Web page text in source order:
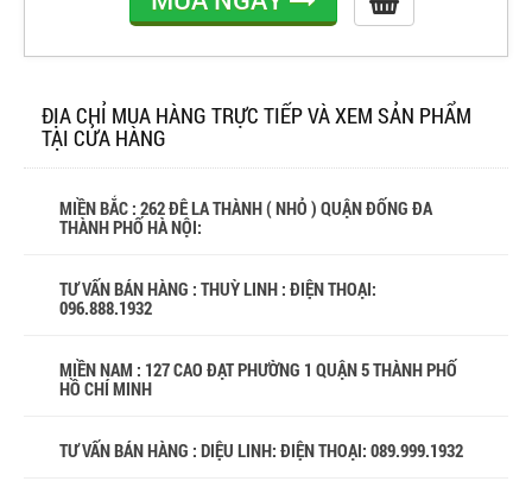
ĐỊA CHỈ MUA HÀNG TRỰC TIẾP VÀ XEM SẢN PHẨM
TẠI CỬA HÀNG
MIỀN BẮC : 262 ĐÊ LA THÀNH ( NHỎ ) QUẬN ĐỐNG ĐA
THÀNH PHỐ HÀ NỘI:
TƯ VẤN BÁN HÀNG : THUỲ LINH : ĐIỆN THOẠI:
096.888.1932
MIỀN NAM : 127 CAO ĐẠT PHƯỜNG 1 QUẬN 5 THÀNH PHỐ
HỒ CHÍ MINH
TƯ VẤN BÁN HÀNG : DIỆU LINH: ĐIỆN THOẠI: 089.999.1932